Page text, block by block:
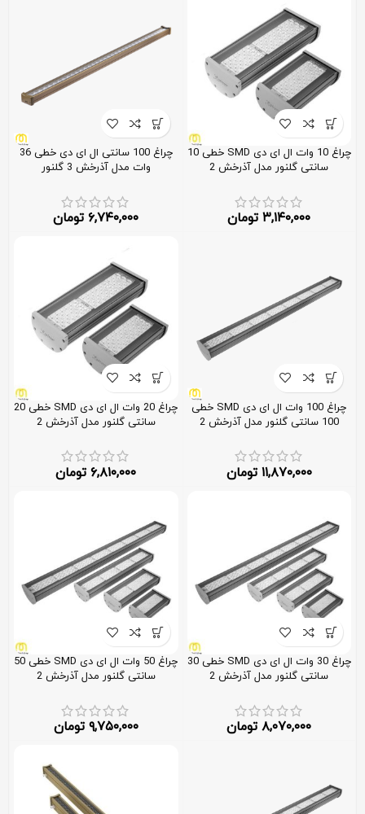
چراغ 10 وات ال ای دی SMD خطی 10
سانتی گلنور مدل آذرخش 2
۳,۱۴۰,۰۰۰ تومان
چراغ 100 سانتی ال ای دی خطی 36
وات مدل آذرخش 3 گلنور
۶,۷۴۰,۰۰۰ تومان
چراغ 100 وات ال ای دی SMD خطی
100 سانتی گلنور مدل آذرخش 2
۱۱,۸۷۰,۰۰۰ تومان
چراغ 20 وات ال ای دی SMD خطی 20
سانتی گلنور مدل آذرخش 2
۶,۸۱۰,۰۰۰ تومان
چراغ 30 وات ال ای دی SMD خطی 30
سانتی گلنور مدل آذرخش 2
۸,۰۷۰,۰۰۰ تومان
چراغ 50 وات ال ای دی SMD خطی 50
سانتی گلنور مدل آذرخش 2
۹,۷۵۰,۰۰۰ تومان